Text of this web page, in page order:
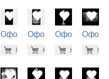
Оформление
(72-222)
-7% 3.700
Купить
Оформление
(72-280)
-7%
Купить
Оформление
(71-106)
-
Купить(71-